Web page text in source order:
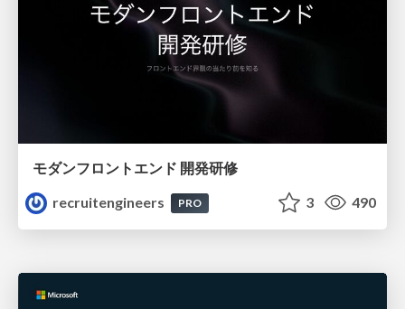
モダンフロントエンド 開発研修
recruitengineers
PRO 3 490